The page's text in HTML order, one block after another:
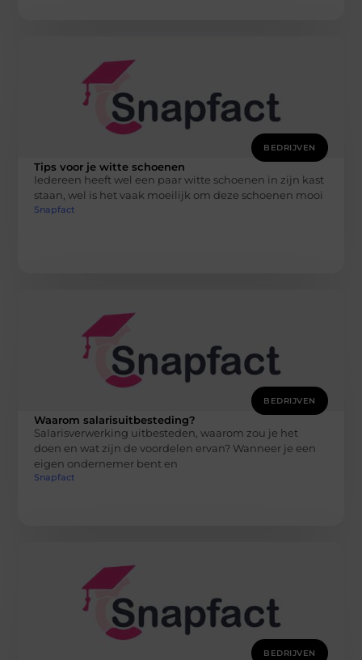
BEDRIJVEN
Tips voor je witte schoenen
Iedereen heeft wel een paar witte schoenen in zijn kast
staan, wel is het vaak moeilijk om deze schoenen mooi
Snapfact
BEDRIJVEN
Waarom salarisuitbesteding?
Salarisverwerking uitbesteden, waarom zou je het
doen en wat zijn de voordelen ervan? Wanneer je een
eigen ondernemer bent en
Snapfact
BEDRIJVEN